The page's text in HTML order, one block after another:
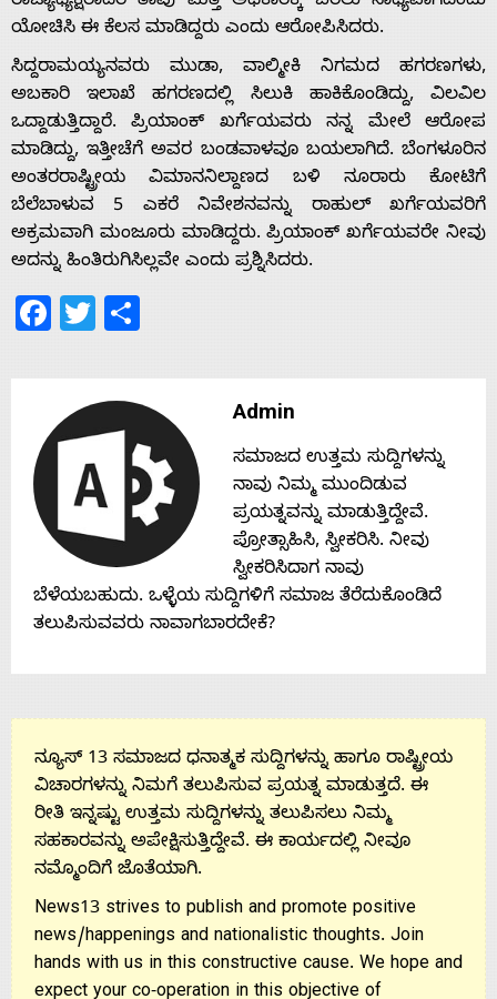
s
Contact
Us
ಯೋಚಿಸಿ ಈ ಕೆಲಸ ಮಾಡಿದ್ದರು ಎಂದು ಆರೋಪಿಸಿದರು.
ಸಿದ್ದರಾಮಯ್ಯನವರು ಮುಡಾ, ವಾಲ್ಮೀಕಿ ನಿಗಮದ ಹಗರಣಗಳು,
ಅಬಕಾರಿ ಇಲಾಖೆ ಹಗರಣದಲ್ಲಿ ಸಿಲುಕಿ ಹಾಕಿಕೊಂಡಿದ್ದು, ವಿಲವಿಲ
ಒದ್ದಾಡುತ್ತಿದ್ದಾರೆ. ಪ್ರಿಯಾಂಕ್ ಖರ್ಗೆಯವರು ನನ್ನ ಮೇಲೆ ಆರೋಪ
ಮಾಡಿದ್ದು, ಇತ್ತೀಚೆಗೆ ಅವರ ಬಂಡವಾಳವೂ ಬಯಲಾಗಿದೆ. ಬೆಂಗಳೂರಿನ
ಅಂತರರಾಷ್ಟ್ರೀಯ ವಿಮಾನನಿಲ್ದಾಣದ ಬಳಿ ನೂರಾರು ಕೋಟಿಗೆ
ಬೆಲೆಬಾಳುವ 5 ಎಕರೆ ನಿವೇಶನವನ್ನು ರಾಹುಲ್ ಖರ್ಗೆಯವರಿಗೆ
ಅಕ್ರಮವಾಗಿ ಮಂಜೂರು ಮಾಡಿದ್ದರು. ಪ್ರಿಯಾಂಕ್ ಖರ್ಗೆಯವರೇ ನೀವು
ಅದನ್ನು ಹಿಂತಿರುಗಿಸಿಲ್ಲವೇ ಎಂದು ಪ್ರಶ್ನಿಸಿದರು.
Facebook
Twitter
Admin
ಸಮಾಜದ ಉತ್ತಮ ಸುದ್ದಿಗಳನ್ನು
ನಾವು ನಿಮ್ಮ ಮುಂದಿಡುವ
ಪ್ರಯತ್ನವನ್ನು ಮಾಡುತ್ತಿದ್ದೇವೆ.
ಪ್ರೋತ್ಸಾಹಿಸಿ, ಸ್ವೀಕರಿಸಿ. ನೀವು
ಸ್ವೀಕರಿಸಿದಾಗ ನಾವು
ಬೆಳೆಯಬಹುದು. ಒಳ್ಳೆಯ ಸುದ್ದಿಗಳಿಗೆ ಸಮಾಜ ತೆರೆದುಕೊಂಡಿದೆ
ತಲುಪಿಸುವವರು ನಾವಾಗಬಾರದೇಕೆ?
ನ್ಯೂಸ್ 13 ಸಮಾಜದ ಧನಾತ್ಮಕ ಸುದ್ದಿಗಳನ್ನು ಹಾಗೂ ರಾಷ್ಟ್ರೀಯ
ವಿಚಾರಗಳನ್ನು ನಿಮಗೆ ತಲುಪಿಸುವ ಪ್ರಯತ್ನ ಮಾಡುತ್ತದೆ. ಈ
ರೀತಿ ಇನ್ನಷ್ಟು ಉತ್ತಮ ಸುದ್ದಿಗಳನ್ನು ತಲುಪಿಸಲು ನಿಮ್ಮ
ಸಹಕಾರವನ್ನು ಅಪೇಕ್ಷಿಸುತ್ತಿದ್ದೇವೆ. ಈ ಕಾರ್ಯದಲ್ಲಿ ನೀವೂ
ನಮ್ಮೊಂದಿಗೆ ಜೊತೆಯಾಗಿ.
News13 strives to publish and promote positive
news/happenings and nationalistic thoughts. Join
hands with us in this constructive cause. We hope and
expect your co-operation in this objective of